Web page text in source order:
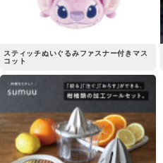
スティッチぬいぐるみファスナー付きマス
コット